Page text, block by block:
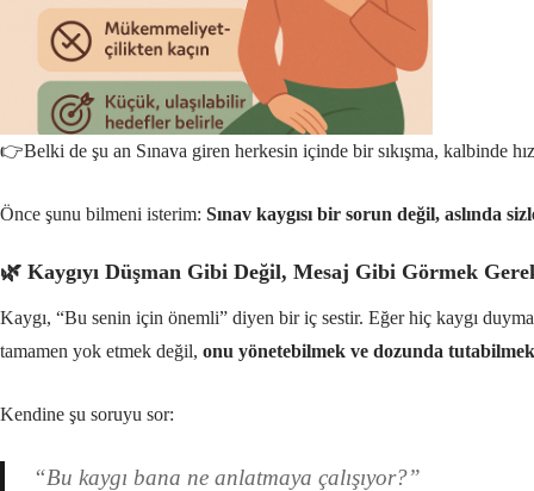
👉Belki de şu an Sınava giren herkesin içinde bir sıkışma, kalbinde
Önce şunu bilmeni isterim: Sınav kaygısı bir sorun değil, aslında
🌿 Kaygıyı Düşman Gibi Değil, Mesaj Gibi Görmek
Kaygı, “Bu senin için önemli” diyen bir iç sestir. Eğer hiç kaygı
tamamen yok etmek değil, onu yönetebilmek ve dozunda tutabilmek
Kendine şu soruyu sor:
“Bu kaygı bana ne anlatmaya çalışıyor?”